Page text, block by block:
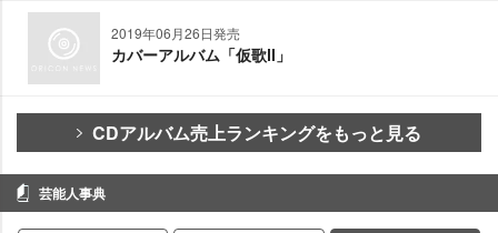
2019年06月26日発売
カバーアルバム「仮歌Ⅱ」
CDアルバム売上ランキングをもっと見る
芸能人事典